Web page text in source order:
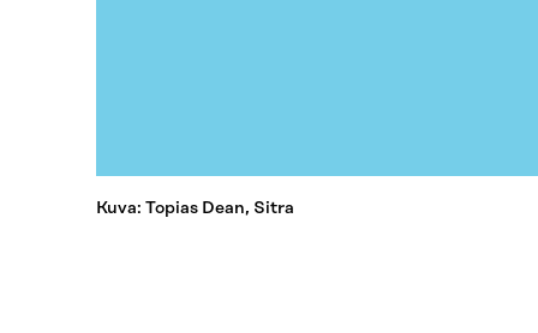
Kuva: Topias Dean, Sitra